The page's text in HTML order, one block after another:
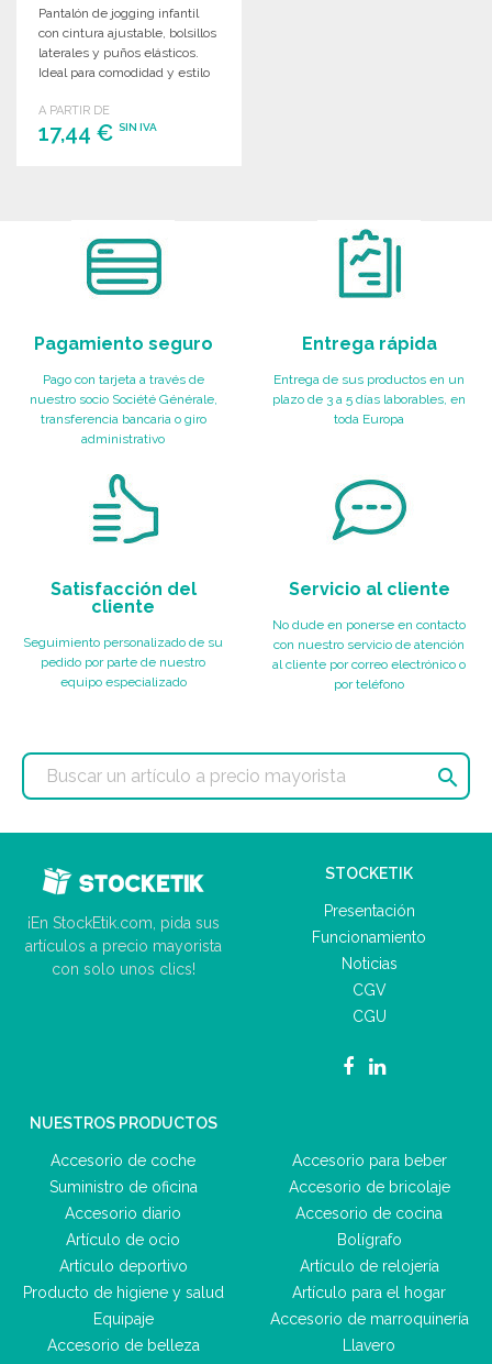
Pantalón de jogging infantil
con cintura ajustable, bolsillos
laterales y puños elásticos.
Ideal para comodidad y estilo
A PARTIR DE
17,44 € SIN IVA
Pagamiento seguro
Pago con tarjeta a través de
nuestro socio Société Générale,
transferencia bancaria o giro
administrativo
Entrega rápida
Entrega de sus productos en un
plazo de 3 a 5 días laborables, en
toda Europa
Satisfacción del
cliente
Seguimiento personalizado de su
pedido por parte de nuestro
equipo especializado
Servicio al cliente
No dude en ponerse en contacto
con nuestro servicio de atención
al cliente por correo electrónico o
por teléfono

¡En StockEtik.com, pida sus
artículos a precio mayorista
con solo unos clics!
STOCKETIK
Presentación
Funcionamiento
Noticias
CGV
CGU
NUESTROS PRODUCTOS
Accesorio de coche
Suministro de oficina
Accesorio diario
Artículo de ocio
Artículo deportivo
Producto de higiene y salud
Equipaje
Accesorio de belleza
Accesorio para beber
Accesorio de bricolaje
Accesorio de cocina
Bolígrafo
Artículo de relojería
Artículo para el hogar
Accesorio de marroquinería
Llavero